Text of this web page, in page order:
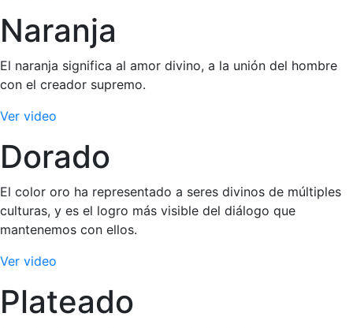
Naranja
El naranja significa al amor divino, a la unión del hombre
con el creador supremo.
Ver video
Dorado
El color oro ha representado a seres divinos de múltiples
culturas, y es el logro más visible del diálogo que
mantenemos con ellos.
Ver video
Plateado